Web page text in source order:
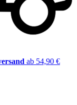
ab 54,90 €